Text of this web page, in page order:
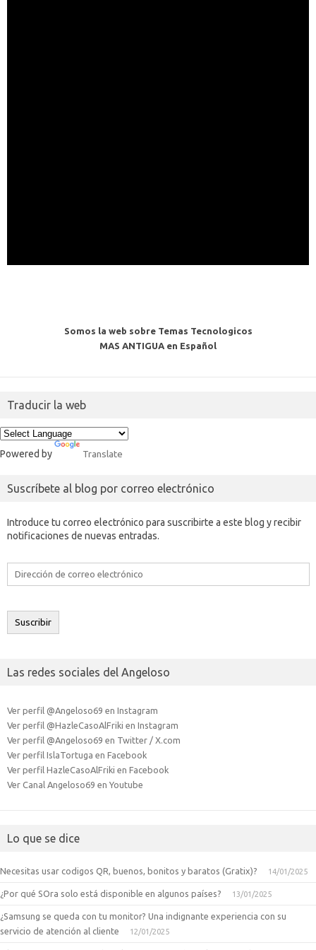
Somos la web sobre Temas Tecnologicos
MAS ANTIGUA en Español
Traducir la web
Powered by Translate
Suscríbete al blog por correo electrónico
Introduce tu correo electrónico para suscribirte a este blog y recibir
notificaciones de nuevas entradas.
Dirección
electrónico
Suscribir
Las redes sociales del Angeloso
Ver perfil @Angeloso69 en Instagram
Ver perfil @HazleCasoAlFriki en Instagram
Ver perfil @Angeloso69 en Twitter / X.com
Ver perfil IslaTortuga en Facebook
Ver perfil HazleCasoAlFriki en Facebook
Ver Canal Angeloso69 en Youtube
Lo que se dice
Necesitas usar codigos QR, buenos, bonitos y baratos (Gratix)? 14/01/2025
¿Por qué SOra solo está disponible en algunos países? 13/01/2025
¿Samsung se queda con tu monitor? Una indignante experiencia con su
servicio de atención al cliente
12/01/2025